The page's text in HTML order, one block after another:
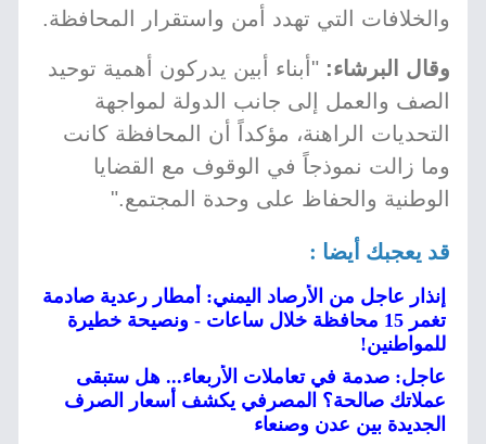
والخلافات التي تهدد أمن واستقرار المحافظة.
وقال البرشاء: "أبناء أبين يدركون أهمية توحيد
الصف والعمل إلى جانب الدولة لمواجهة
التحديات الراهنة، مؤكداً أن المحافظة كانت
وما زالت نموذجاً في الوقوف مع القضايا
الوطنية والحفاظ على وحدة المجتمع."
قد يعجبك أيضا :
إنذار عاجل من الأرصاد اليمني: أمطار رعدية صادمة
تغمر 15 محافظة خلال ساعات - ونصيحة خطيرة
للمواطنين!
عاجل: صدمة في تعاملات الأربعاء... هل ستبقى
عملاتك صالحة؟ المصرفي يكشف أسعار الصرف
الجديدة بين عدن وصنعاء